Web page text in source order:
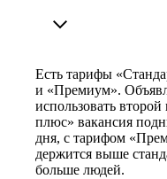
Есть тарифы
и «Премиум».
использовать
плюс» вакансия
дня, с тарифом
держится выше
больше людей.